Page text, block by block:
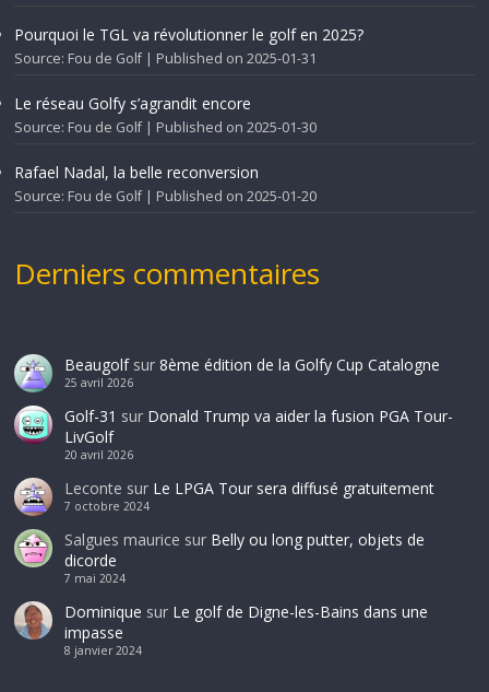
Pourquoi le TGL va révolutionner le golf en 2025?
Source: Fou de Golf Published on 2025-01-31
Le réseau Golfy s’agrandit encore
Source: Fou de Golf Published on 2025-01-30
Rafael Nadal, la belle reconversion
Source: Fou de Golf Published on 2025-01-20
Derniers commentaires
Beaugolfsur 8ème édition de la Golfy Cup Catalogne
25 avril 2026
Golf-31 sur Donald Trump va aider la fusion PGA Tour-
LivGolf
20 avril 2026
Leconte sur Le LPGA Tour sera diffusé gratuitement
7 octobre 2024
Salgues maurice sur Belly ou long putter, objets de
dicorde
7 mai 2024
Dominique sur Le golf de Digne-les-Bains dans une
impasse
8 janvier 2024